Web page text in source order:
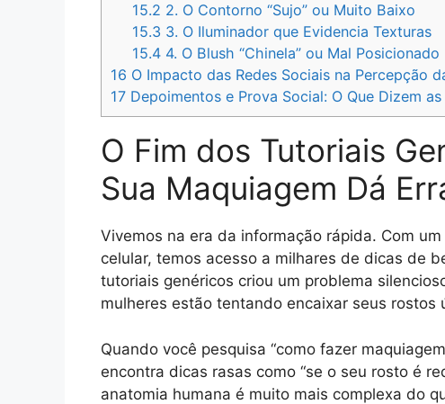
15.2 2. O Contorno “Sujo” ou Muito Baixo
15.3 3. O Iluminador que Evidencia Texturas
15.4 4. O Blush “Chinela” ou Mal Posicionado
16 O Impacto das Redes Sociais na Percepção
17 Depoimentos e Prova Social: O Que Dizem as
O Fim dos Tutoriais
Sua Maquiagem Dá
Vivemos na era da informação rápida. Com
celular, temos acesso a milhares de dicas de
tutoriais genéricos criou um problema
mulheres estão tentando encaixar seus
Quando você pesquisa “como fazer
encontra dicas rasas como “se o seu rosto é
anatomia humana é muito mais complexa do